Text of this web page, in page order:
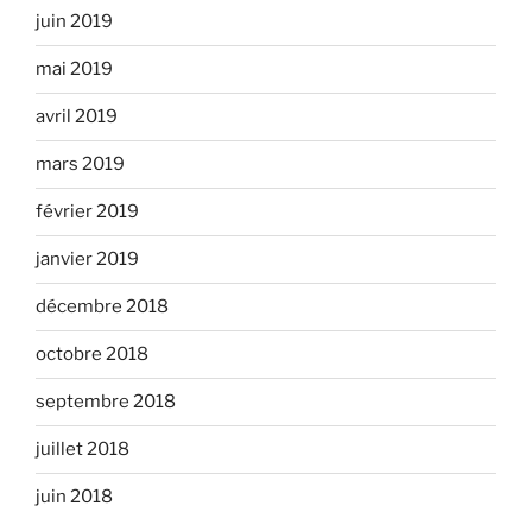
juin 2019
mai 2019
avril 2019
mars 2019
février 2019
janvier 2019
décembre 2018
octobre 2018
septembre 2018
juillet 2018
juin 2018